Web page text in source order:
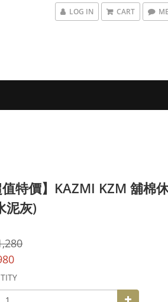
LOG IN CART
值特價】KAZMI KZM 舖棉
泥灰)